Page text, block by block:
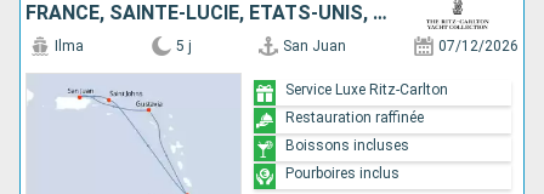
FRANCE, SAINTE-LUCIE, ÉTATS-UNIS, PORTO RICO
Ilma 5 j San Juan 07/12/2026
Service Luxe Ritz-Carlton
Restauration raffinée
Boissons incluses
Pourboires inclus